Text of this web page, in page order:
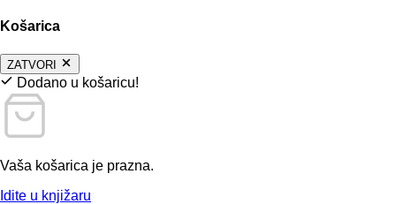
Košarica
ZATVORI
Dodano u košaricu!
Vaša košarica je prazna.
Idite u knjižaru